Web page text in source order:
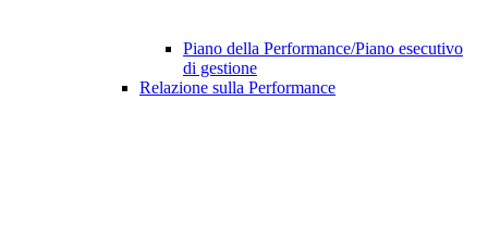
Piano della Performance/Piano esecutivo
di gestione
Relazione sulla Performance